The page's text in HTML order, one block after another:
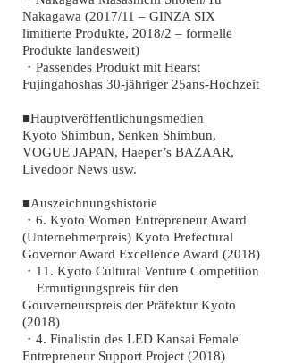
Nakagawa (2017/11 – GINZA SIX
limitierte Produkte, 2018/2 – formelle
Produkte landesweit)
・Passendes Produkt mit Hearst
Fujingahoshas 30-jähriger 25ans-Hochzeit
■Hauptveröffentlichungsmedien
Kyoto Shimbun, Senken Shimbun,
VOGUE JAPAN, Haeper’s BAZAAR,
Livedoor News usw.
■Auszeichnungshistorie
・6. Kyoto Women Entrepreneur Award
(Unternehmerpreis) Kyoto Prefectural
Governor Award Excellence Award (2018)
・11. Kyoto Cultural Venture Competition
Ermutigungspreis für den
Gouverneurspreis der Präfektur Kyoto
(2018)
・4. Finalistin des LED Kansai Female
Entrepreneur Support Project (2018)